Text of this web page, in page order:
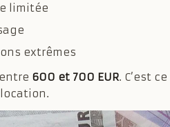
limitée
extrêmes
600 et 700 EUR. C’est ce